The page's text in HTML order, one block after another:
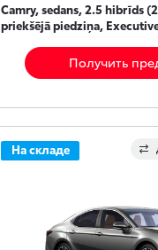
Camry, sedans, 2.5 hibrīds
priekšējā piedziņa,
Получить
На складе